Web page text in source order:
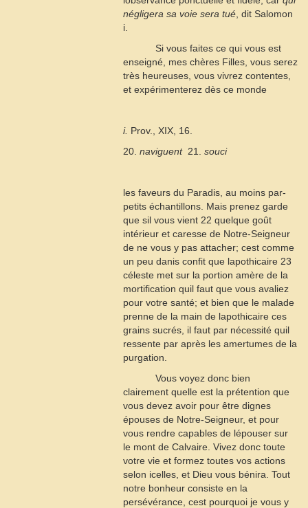
négligera sa voie sera tué , dit Salomon
i
Si vous faites ce qui vous est
enseigné, mes chères Filles, vous serez
très heureuses, vous vivrez contentes,
et expérimenterez dès ce monde
i. Prov., XIX, 16.
20. naviguent 21. souci
les faveurs du Paradis, au moins par-
petits échantillons. Mais prenez garde
que sil vous vient 22 quelque goût
intérieur et caresse de Notre-Seigneur
de ne vous y pas attacher; cest comme
un peu danis confit que lapothicaire 23
céleste met sur la portion amère de la
mortification quil faut que vous avaliez
pour votre santé; et bien que le malade
prenne de la main de lapothicaire ces
grains sucrés, il faut par nécessité quil
ressente par après les amertumes de la
purgation.
Vous voyez donc bien
clairement quelle est la prétention que
vous devez avoir pour être dignes
épouses de Notre-Seigneur, et pour
vous rendre capables de lépouser sur
le mont de Calvaire. Vivez donc toute
votre vie et formez toutes vos actions
selon icelles, et Dieu vous bénira. Tout
notre bonheur consiste en la
persévérance, cest pourquoi je vous y